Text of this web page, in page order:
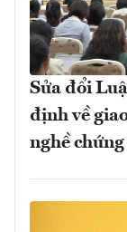
Sửa đổi
định về
nghề